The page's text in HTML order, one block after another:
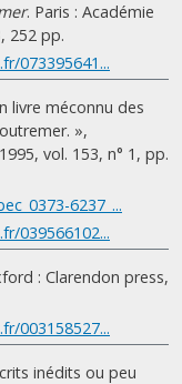
. Paris : Académie
252 pp.
073395641...
livre méconnu des
»,
vol. 153, n° 1, pp.
6237_...
039566102...
: Clarendon press,
003158527...
inédits ou peu